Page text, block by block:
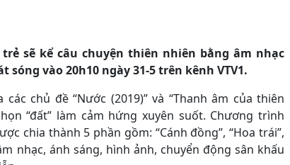
sẽ kể câu chuyện thiên nhiên bằng âm nhạc
sóng vào 20h10 ngày 31-5 trên kênh VTV1.
chủ đề “Nước (2019)” và “Thanh âm của thiên
“đất” làm cảm hứng xuyên suốt. Chương trình
chia thành 5 phần gồm: “Cánh đồng”, “Hoa trái”,
nhạc, ánh sáng, hình ảnh, chuyển động sân khấu